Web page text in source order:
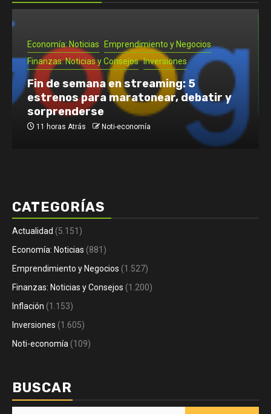
Economía: Noticias
Emprendimiento y Negocios
Finanzas: Noticias y Consejos Inversiones
Fin de semana en streaming: 5
estrenos para maratonear, debatir y
sorprenderse
11 horas Atrás Noti-economía
CATEGORÍAS
Actualidad (5.151)
Economía: Noticias (881)
Emprendimiento y Negocios (1.527)
Finanzas: Noticias y Consejos (1.200)
Inflación (1.153)
Inversiones (1.605)
Noti-economía (109)
BUSCAR